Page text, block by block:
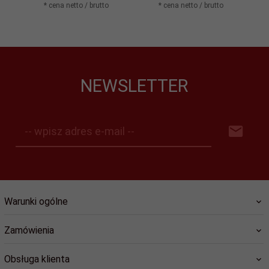
* cena netto / brutto * cena netto / brutto
NEWSLETTER
-- wpisz adres e-mail --
Warunki ogólne
Zamówienia
Obsługa klienta